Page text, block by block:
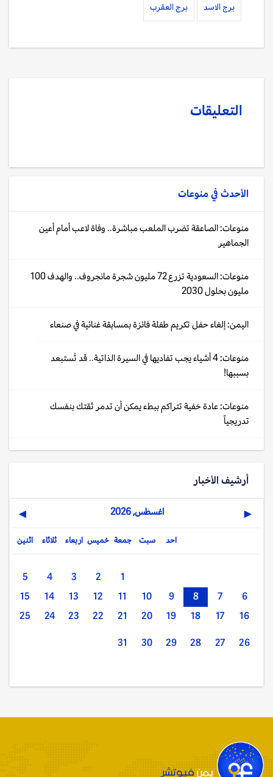
برج الاسد برج العقرب
التعليقات
الأحدث فيمنوعات
منوعات: الصاعقة تضرب الملعب مباشرة.. وفاة لاعب أمام أعين
الجماهير
منوعات: السعودية تزرع 72 مليون شجرة مانجروف.. والهدف 100
مليون بحلول 2030
اليمن: إلغاء حفل تكريم طفلة فائزة بمسابقة غنائية في صنعاء
منوعات: 4 أشياء يجب تفاديها في السيرة الذاتية.. قد تُستبعد
بسببها!
منوعات: عادة خفية تتراكم ببطء يمكن أن تدمر ثقتك بنفسك
تدريجياً
أرشيف الأخبار
◀ اغسطس, 2026 ▶
اثنين ثلاثاء اربعاء خميس جمعة سبت احد
1
2
3
4
5
6
7
8
9
10
11
12
13
14
15
16
17
18
19
20
21
22
23
24
25
26
27
28
29
30
31